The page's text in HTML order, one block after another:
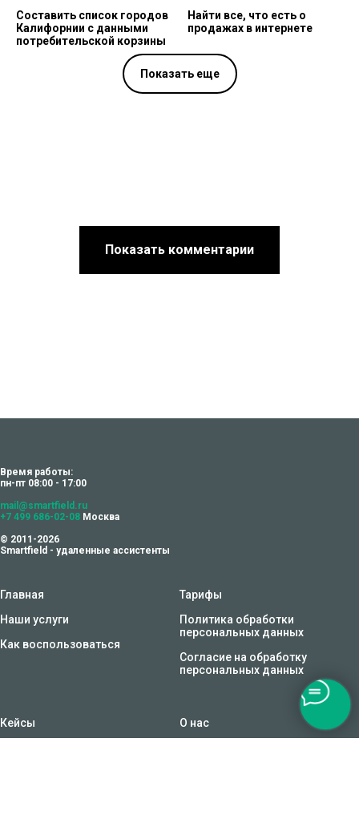
Составить список городов
Калифорнии с данными
потребительской корзины
Найти все, что есть о
продажах в интернете
Показать еще
Показать комментарии
Время работы:
пн-пт 08:00 - 17:00
mail@smartfield.ru
+7 499 686-02-08 Москва
© 2011-2026
Smartfield - удаленные ассистенты
Главная
Наши услуги
Как воспользоваться
Тарифы
Политика обработки
персональных данных
Согласие на обработку
персональных данных
Кейсы
О нас